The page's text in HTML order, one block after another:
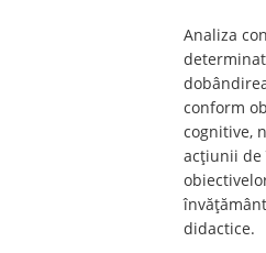
Analiza
conform
cognitive,
acțiunii de
didactice.